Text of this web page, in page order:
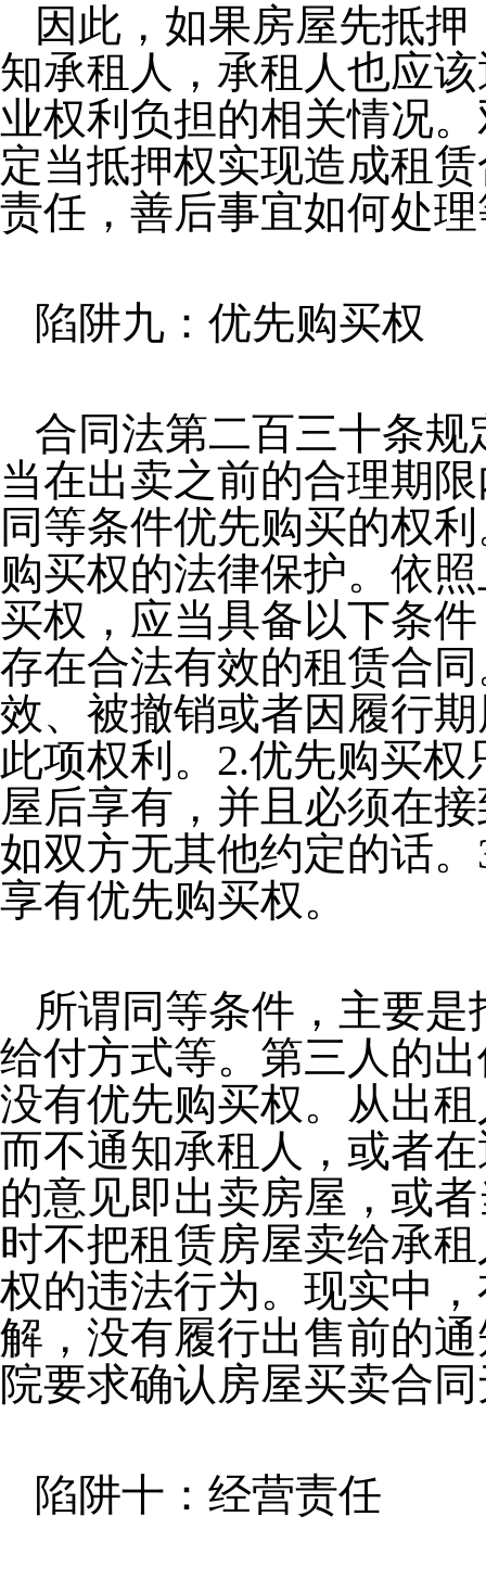
因此，如果房屋先抵
知承租人，承租人也应
业权利负担的相关情况
定当抵押权实现造成租
责任，善后事宜如何处
陷阱九：优先购买权
合同法第二百三十条
当在出卖之前的合理期
同等条件优先购买的权
购买权的法律保护。依
买权，应当具备以下条
存在合法有效的租赁合
效、被撤销或者因履行
此项权利。2.优先购买
屋后享有，并且必须在
如双方无其他约定的话
享有优先购买权。
所谓同等条件，主要
给付方式等。第三人的
没有优先购买权。从出
而不通知承租人，或者
的意见即出卖房屋，或
时不把租赁房屋卖给承
权的违法行为。现实中
解，没有履行出售前的
院要求确认房屋买卖合
陷阱十：经营责任